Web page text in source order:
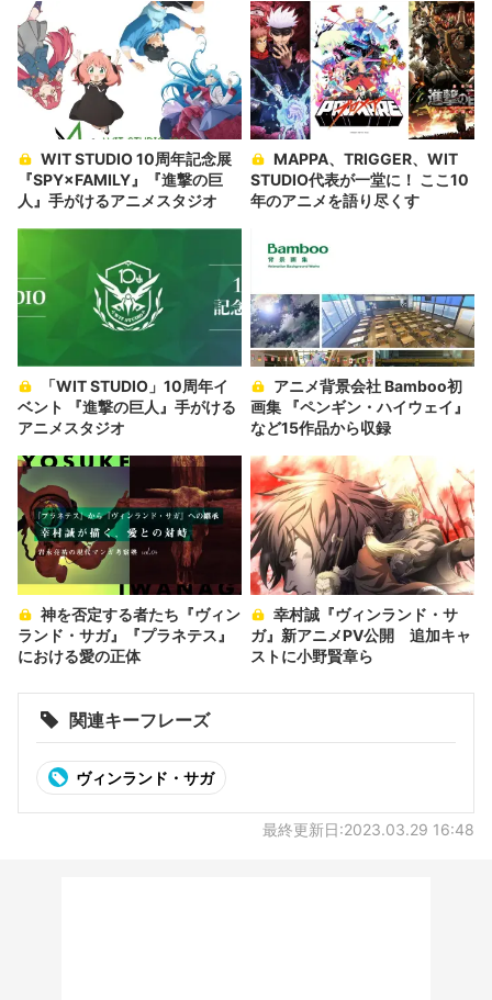
『SPY×FAMILY』『進撃の巨
人』手がけるアニメスタジオ
STUDIO代表が一堂に！ ここ10
年のアニメを語り尽くす
ベント 『進撃の巨人』手がける
アニメスタジオ
画集 『ペンギン・ハイウェイ』
など15作品から収録
ランド・サガ』『プラネテス』
における愛の正体
ガ』新アニメPV公開 追加キャ
ストに小野賢章ら
関連キーフレーズ
ヴィンランド・サガ
最終更新日:2023.03.29 16:48